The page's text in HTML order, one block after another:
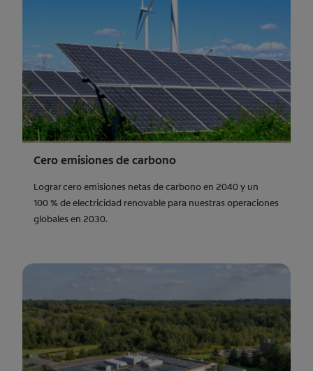
Cero emisiones de carbono
Lograr cero emisiones netas de carbono en 2040 y un
100 % de electricidad renovable para nuestras operaciones
globales en 2030.